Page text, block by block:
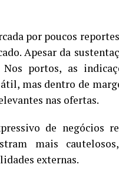
por poucos
Apesar da
portos, as
mas dentro de
nas ofertas.
de negócios
mais
externas.